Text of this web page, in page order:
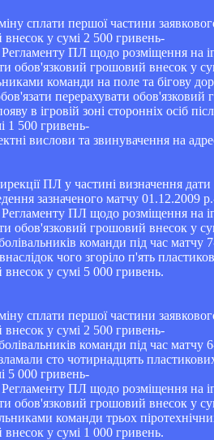
сплати першої частини
у сумі 2 500 гривень-
ПЛ щодо розміщення на
обов'язковий грошовий внесок у
команди на поле та бігову
перерахувати
в ігровій зоні сторонніх осіб
1 500 гривень-
вислови та звинувачення на
ПЛ у частині визначення
зазначеного матчу 01.12.2009
ПЛ щодо розміщення на
обов'язковий грошовий внесок у
команди під час
чого згоріло п'ять
у сумі 5 000 гривень.
сплати першої частини
у сумі 2 500 гривень-
команди під час
сто чотирнадцять
5 000 гривень-
ПЛ щодо розміщення на
обов'язковий грошовий внесок у
команди трьох
у сумі 1 000 гривень.